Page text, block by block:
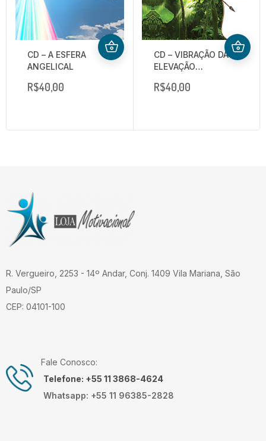
CD – A ESFERA
ANGELICAL
R$40,00
CD – VIBRAÇÃO DA
ELEVAÇÃO
PROSPERIDADE
R$40,00
R. Vergueiro, 2253 - 14º Andar, Conj. 1409 Vila Mariana, São
Paulo/SP
CEP: 04101-100
Fale Conosco:
Telefone: +55 11 3868-4624
Whatsapp: +55 11 96385-2828